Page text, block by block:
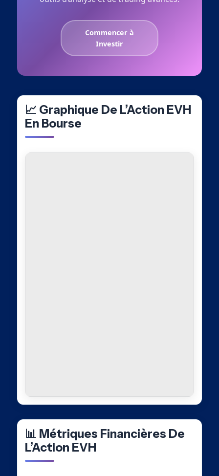
Commencer à
Investir
📈 Graphique De L’Action EVH
En Bourse
📊 Métriques Financières De
L’Action EVH